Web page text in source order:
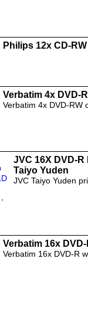
Philips 12x CD-
Verbatim 4x DVD-
Verbatim 4x DVD-RW
JVC 16X DVD-R
Taiyo Yuden
JVC Taiyo Yuden
Verbatim 16x
Verbatim 16x DVD-R